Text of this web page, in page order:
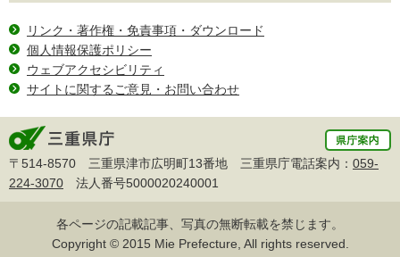
リンク・著作権・免責事項・ダウンロード
個人情報保護ポリシー
ウェブアクセシビリティ
サイトに関するご意見・お問い合わせ
〒514-8570 三重県津市広明町13番地 三重県庁電話案内： 059-
224-3070 法人番号5000020240001
各ページの記載記事、写真の無断転載を禁じます。
Copyright © 2015 Mie Prefecture, All rights reserved.